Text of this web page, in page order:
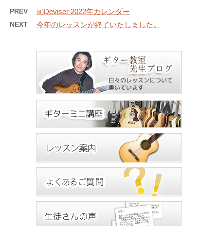
PREV ㈱Deviser 2022年カレンダー
NEXT 今年のレッスンが終了いたしました。